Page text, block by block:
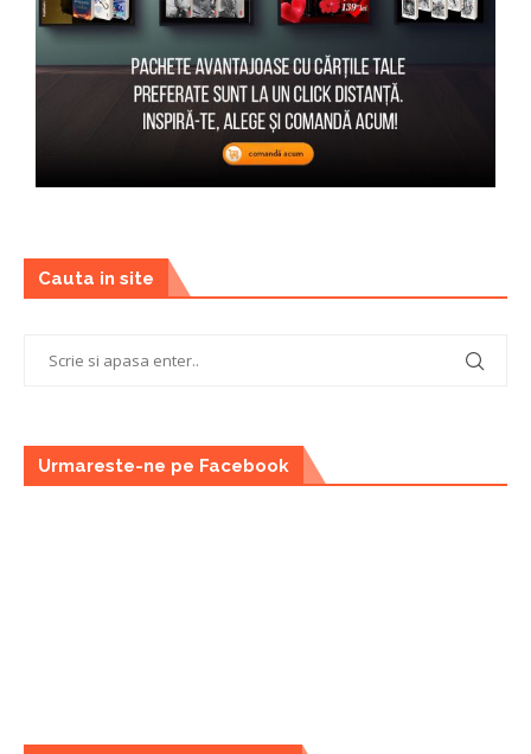
Cauta in site
Urmareste-ne pe Facebook